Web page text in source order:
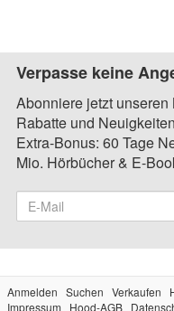
Verpasse keine
Abonniere jetzt
Rabatte und
Extra-Bonus: 60 Tage
Mio. Hörbücher & E-
Anmelden Suchen Verkaufen
Impressum
Hood-AGB